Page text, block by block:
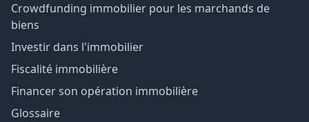
Crowdfunding immobilier pour les marchands de
biens
Investir dans l'immobilier
Fiscalité immobilière
Financer son opération immobilière
Glossaire